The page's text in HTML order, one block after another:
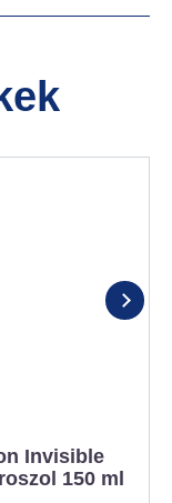
Invisible
150 ml